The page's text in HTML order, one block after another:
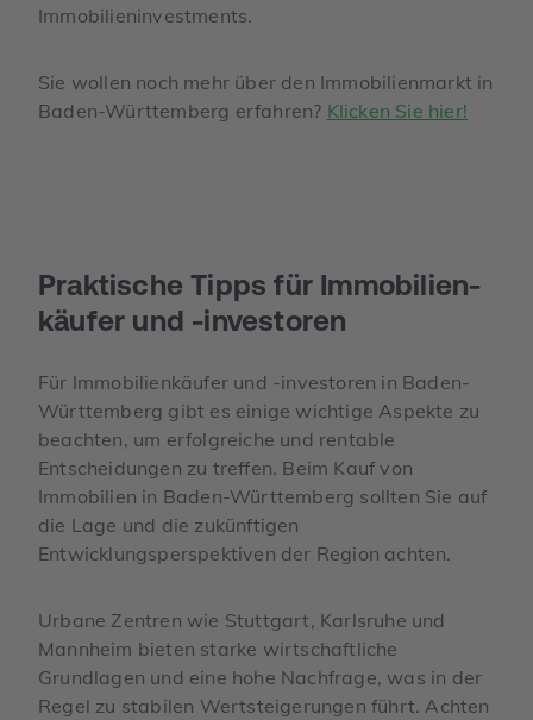
Immobilieninvestments.
Sie wollen noch mehr über den Immobilienmarkt in
Baden-Württemberg erfahren? Klicken Sie hier!
Praktische Tipps für Immobilien­
käufer und -investoren
Für Immobilienkäufer und -investoren in Baden-
Württemberg gibt es einige wichtige Aspekte zu
beachten, um erfolgreiche und rentable
Entscheidungen zu treffen. Beim Kauf von
Immobilien in Baden-Württemberg sollten Sie auf
die Lage und die zukünftigen
Entwicklungsperspektiven der Region achten.
Urbane Zentren wie Stuttgart, Karlsruhe und
Mannheim bieten starke wirtschaftliche
Grundlagen und eine hohe Nachfrage, was in der
Regel zu stabilen Wertsteigerungen führt. Achten